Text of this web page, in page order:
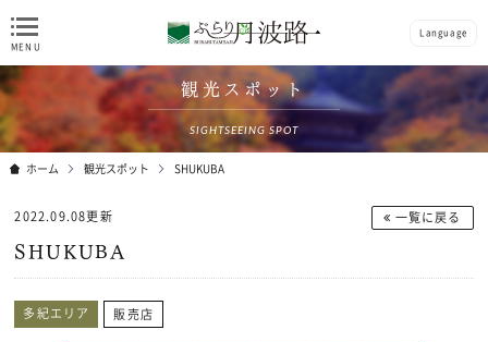
Language
観光スポット
SIGHTSEEING SPOT
ホーム 観光スポット SHUKUBA
2022.09.08更新
SHUKUBA
一覧に戻る
多紀エリア 販売店